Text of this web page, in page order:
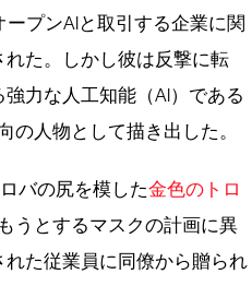
プンAIと取引する企業に関
た。しかし彼は反撃に転
力な人工知能（AI）である
の人物として描き出した。
バの尻を模した金色のトロ
うとするマスクの計画に異
れた従業員に同僚から贈られ